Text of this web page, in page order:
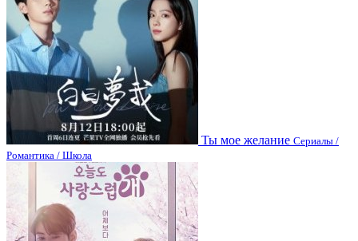
Ты мое желание Сериалы /
Романтика / Школа